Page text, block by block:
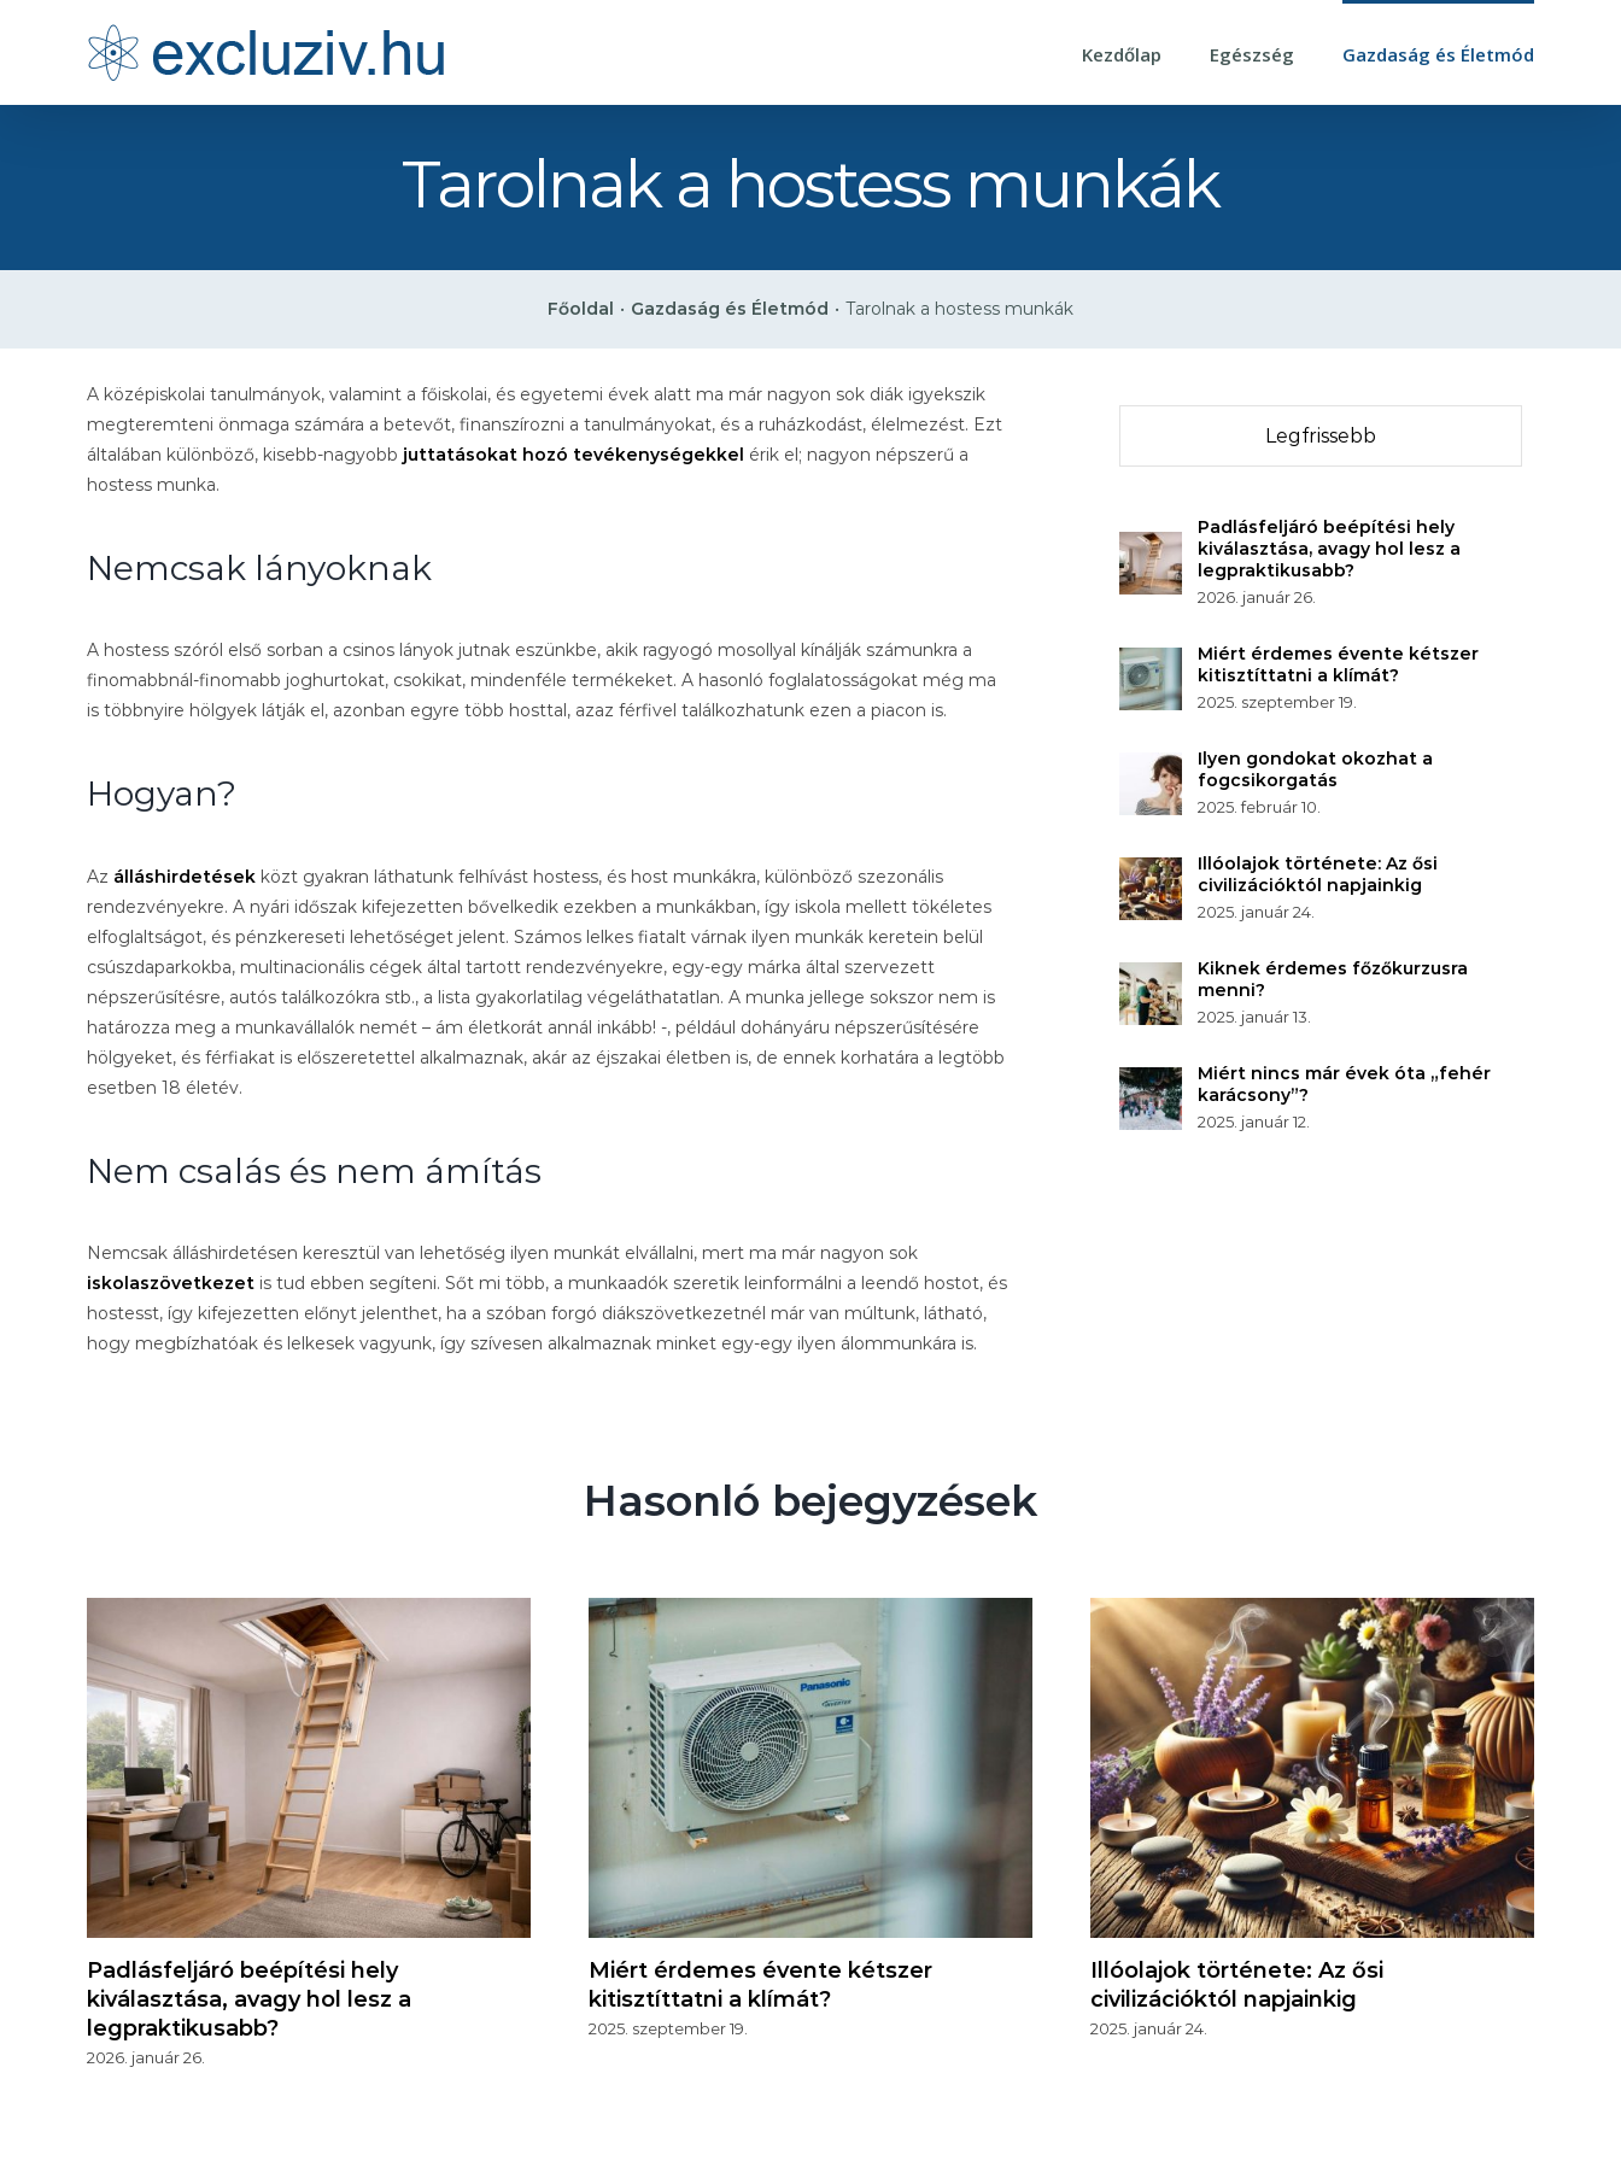
Kezdőlap Egészség Gazdaság és Életmód
Tarolnak a hostess munkák
Főoldal • Gazdaság és Életmód • Tarolnak a hostess munkák
A középiskolai tanulmányok, valamint a főiskolai, és egyetemi évek alatt ma már nagyon sok diák igyekszik
megteremteni önmaga számára a betevőt, finanszírozni a tanulmányokat, és a ruházkodást, élelmezést. Ezt
általában különböző, kisebb-nagyobb juttatásokat hozó tevékenységekkel érik el; nagyon népszerű a
hostess munka.
Nemcsak lányoknak
A hostess szóról első sorban a csinos lányok jutnak eszünkbe, akik ragyogó mosollyal kínálják számunkra a
finomabbnál-finomabb joghurtokat, csokikat, mindenféle termékeket. A hasonló foglalatosságokat még ma
is többnyire hölgyek látják el, azonban egyre több hosttal, azaz férfivel találkozhatunk ezen a piacon is.
Hogyan?
Az álláshirdetések közt gyakran láthatunk felhívást hostess, és host munkákra, különböző szezonális
rendezvényekre. A nyári időszak kifejezetten bővelkedik ezekben a munkákban, így iskola mellett tökéletes
elfoglaltságot, és pénzkereseti lehetőséget jelent. Számos lelkes fiatalt várnak ilyen munkák keretein belül
csúszdaparkokba, multinacionális cégek által tartott rendezvényekre, egy-egy márka által szervezett
népszerűsítésre, autós találkozókra stb., a lista gyakorlatilag végeláthatatlan. A munka jellege sokszor nem is
határozza meg a munkavállalók nemét – ám életkorát annál inkább! -, például dohányáru népszerűsítésére
hölgyeket, és férfiakat is előszeretettel alkalmaznak, akár az éjszakai életben is, de ennek korhatára a legtöbb
esetben 18 életév.
Nem csalás és nem ámítás
Nemcsak álláshirdetésen keresztül van lehetőség ilyen munkát elvállalni, mert ma már nagyon sok
iskolaszövetkezet is tud ebben segíteni. Sőt mi több, a munkaadók szeretik leinformálni a leendő hostot, és
hostesst, így kifejezetten előnyt jelenthet, ha a szóban forgó diákszövetkezetnél már van múltunk, látható,
hogy megbízhatóak és lelkesek vagyunk, így szívesen alkalmaznak minket egy-egy ilyen álommunkára is.
Legfrissebb
Padlásfeljáró beépítési hely
kiválasztása, avagy hol lesz a
legpraktikusabb?
2026. január 26.
Miért érdemes évente kétszer
kitisztíttatni a klímát?
2025. szeptember 19.
Ilyen gondokat okozhat a
fogcsikorgatás
2025. február 10.
Illóolajok története: Az ősi
civilizációktól napjainkig
2025. január 24.
Kiknek érdemes főzőkurzusra
menni?
2025. január 13.
Miért nincs már évek óta „fehér
karácsony”?
2025. január 12.
Hasonló bejegyzések
Padlásfeljáró beépítési hely
kiválasztása, avagy hol lesz a
legpraktikusabb?
2026. január 26.
Miért érdemes évente kétszer
kitisztíttatni a klímát?
2025. szeptember 19.
Illóolajok története: Az ősi
civilizációktól napjainkig
2025. január 24.